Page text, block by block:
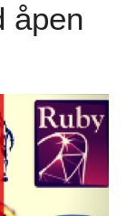
åpen